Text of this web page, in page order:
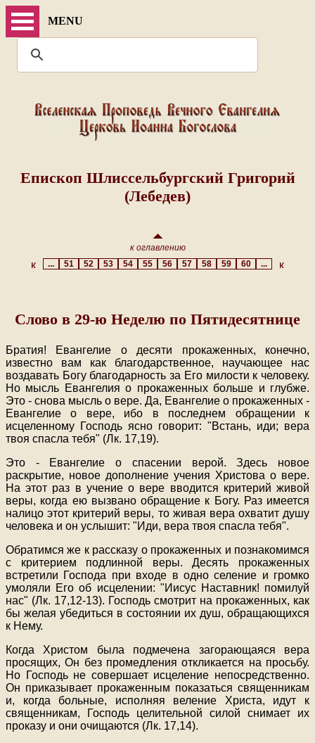
MENU
Епископ Шлиссельбургский Григорий
(Лебедев)
к оглавлению
...
51 52 53 54 55 56 57 58 59 60 ...
Слово в 29-ю Неделю по Пятидесятнице
Братия! Евангелие о десяти прокаженных, конечно,
известно вам как благодарственное, научающее нас
воздавать Богу благодарность за Его милости к человеку.
Но мысль Евангелия о прокаженных больше и глубже.
Это - снова мысль о вере. Да, Евангелие о прокаженных -
Евангелие о вере, ибо в последнем обращении к
исцеленному Господь ясно говорит: "Встань, иди; вера
твоя спасла тебя" (Лк. 17,19).
Это - Евангелие о спасении верой. Здесь новое
раскрытие, новое дополнение учения Христова о вере.
На этот раз в учение о вере вводится критерий живой
веры, когда ею вызвано обращение к Богу. Раз имеется
налицо этот критерий веры, то живая вера охватит душу
человека и он услышит: "Иди, вера твоя спасла тебя".
Обратимся же к рассказу о прокаженных и познакомимся
с критерием подлинной веры. Десять прокаженных
встретили Господа при входе в одно селение и громко
умоляли Его об исцелении: "Иисус Наставник! помилуй
нас" (Лк. 17,12-13). Господь смотрит на прокаженных, как
бы желая убедиться в состоянии их душ, обращающихся
к Нему.
Когда Христом была подмечена загорающаяся вера
просящих, Он без промедления откликается на просьбу.
Но Господь не совершает исцеление непосредственно.
Он приказывает прокаженным показаться священникам
и, когда больные, исполняя веление Христа, идут к
священникам, Господь целительной силой снимает их
проказу и они очищаются (Лк. 17,14).